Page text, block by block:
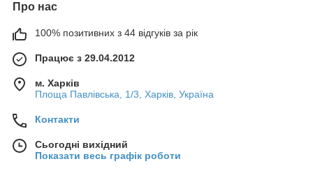
Про нас
100% позитивних з 44 відгуків за рік
Працює з 29.04.2012
м. Харків
Площа Павлівська, 1/3, Харків, Україна
Контакти
Сьогодні вихідний
Показати весь графік роботи